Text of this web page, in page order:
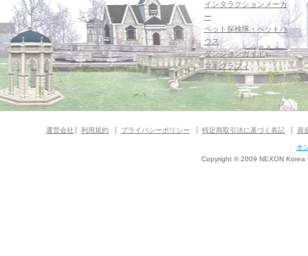
インタラクションメーカ
ー
ペット探検隊・ペットハ
ウス
ダンジョンガイド
マギグラフィ
運営会社 利用規約 プライバシーポリシー 特定商取引法に基づく表記 資
オ
Copyright © 2009 NEXON Korea